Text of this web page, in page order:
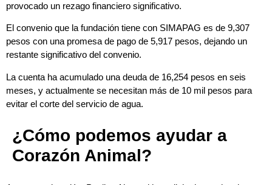
provocado un rezago financiero significativo.
El convenio que la fundación tiene con SIMAPAG es de 9,307
pesos con una promesa de pago de 5,917 pesos, dejando un
restante significativo del convenio.
La cuenta ha acumulado una deuda de 16,254 pesos en seis
meses, y actualmente se necesitan más de 10 mil pesos para
evitar el corte del servicio de agua.
¿Cómo podemos ayudar a
Corazón Animal?